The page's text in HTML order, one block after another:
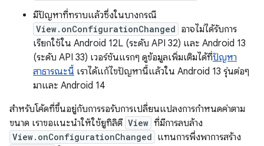
มีปัญหาที่ทราบแล้วซึ่งในบางกรณี
View.onConfigurationChanged อาจไม่ได้รับการ
เรียกใช้ใน Android 12L (ระดับ API 32) และ Android 13
(ระดับ API 33) เวอร์ชันแรกๆ ดูข้อมูลเพิ่มเติมได้ที่ปัญหา
สาธารณะนี้ เราได้แก้ไขปัญหานี้แล้วใน Android 13 รุ่นต่อๆ
มาและ Android 14
สำหรับโค้ดที่ขึ้นอยู่กับการรอรับการเปลี่ยนแปลงการกำหนดค่าตาม
ขนาด เราขอแนะนำให้ใช้ยูทิลิตี View ที่มีการลบล้าง
View.onConfigurationChanged แทนการพึ่งพาการสร้าง